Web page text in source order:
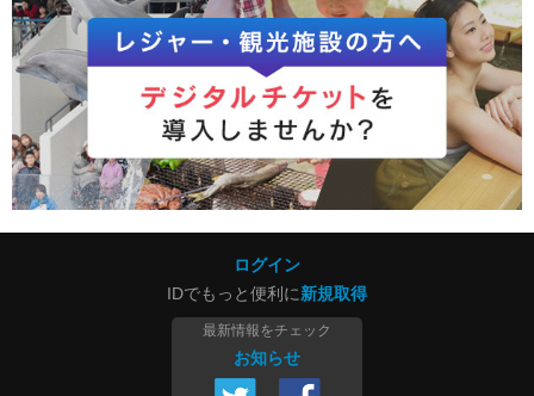
ログイン
IDでもっと便利に新規取得
最新情報をチェック
お知らせ